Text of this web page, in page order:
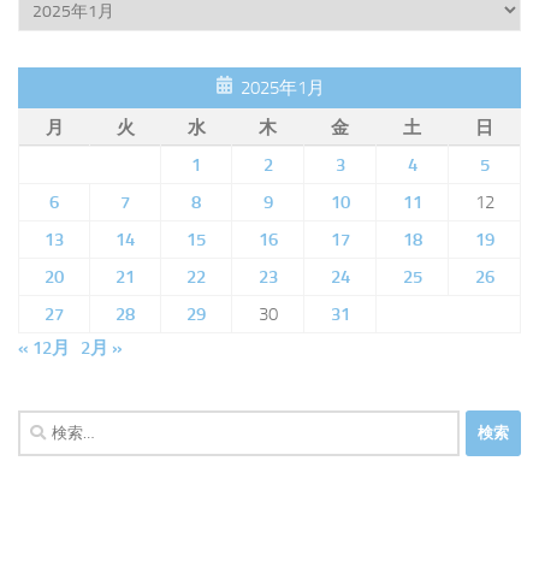
2025年1月
月
火 水 木 金 土
日
1
2 3 4
5
6
7 8 9 10 11
12
13
14 15 16 17 18
19
20
21 22 23 24 25
26
27
28 29 30
31
« 12月
2月 »
検
索: